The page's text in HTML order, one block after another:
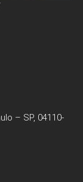
– SP, 04110-